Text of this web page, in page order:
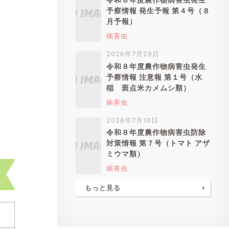
予察情報 発生予報 第４号（８
月予報）
病害虫
2026年7月28日
令和８年度農作物病害虫発生
予察情報 注意報 第１号（水
稲 斑点米カメムシ類）
病害虫
2026年7月16日
令和８年度農作物病害虫防除
対策情報 第７号（トマト アザ
ミウマ類）
病害虫
もっと見る